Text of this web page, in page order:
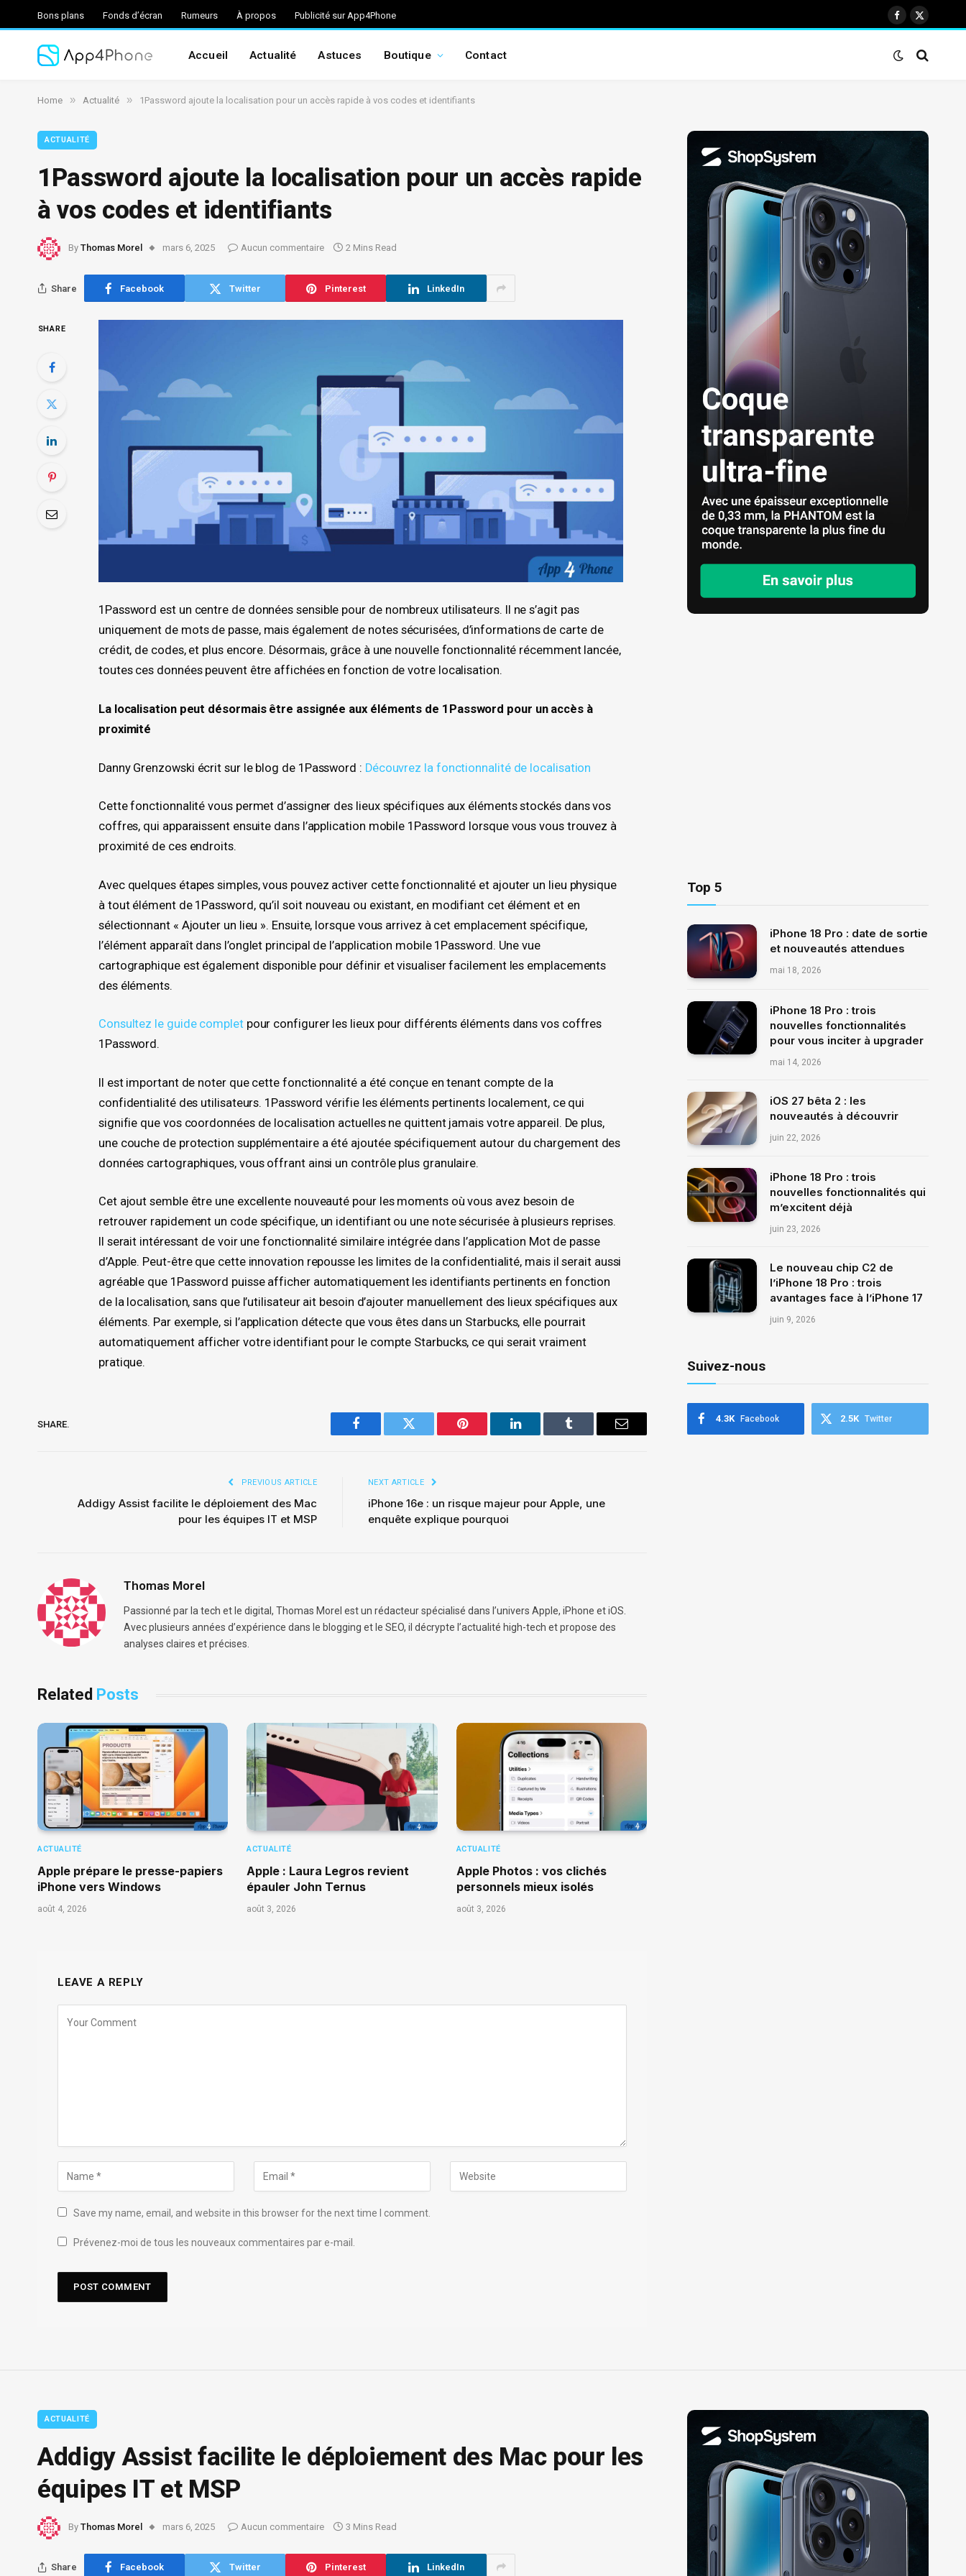
Bons plans Fonds d’écran Rumeurs À propos Publicité sur App4Phone
Facebook
X
Accueil Actualité Astuces Boutique Contact
Home » Actualité » 1Password ajoute la localisation pour un accès rapide à vos codes et identifiants
ACTUALITÉ
1Password ajoute la localisation pour un accès rapide
à vos codes et identifiants
By Thomas Morel mars 6, 2025 Aucun commentaire 2 Mins Read
Share Facebook Twitter Pinterest LinkedIn
SHARE
1Password est un centre de données sensible pour de nombreux utilisateurs. Il ne s’agit pas
uniquement de mots de passe, mais également de notes sécurisées, d’informations de carte de
crédit, de codes, et plus encore. Désormais, grâce à une nouvelle fonctionnalité récemment lancée,
toutes ces données peuvent être affichées en fonction de votre localisation.
La localisation peut désormais être assignée aux éléments de 1Password pour un accès à
proximité
Danny Grenzowski écrit sur le blog de 1Password : Découvrez la fonctionnalité de localisation
Cette fonctionnalité vous permet d’assigner des lieux spécifiques aux éléments stockés dans vos
coffres, qui apparaissent ensuite dans l’application mobile 1Password lorsque vous vous trouvez à
proximité de ces endroits.
Avec quelques étapes simples, vous pouvez activer cette fonctionnalité et ajouter un lieu physique
à tout élément de 1Password, qu’il soit nouveau ou existant, en modifiant cet élément et en
sélectionnant « Ajouter un lieu ». Ensuite, lorsque vous arrivez à cet emplacement spécifique,
l’élément apparaît dans l’onglet principal de l’application mobile 1Password. Une vue
cartographique est également disponible pour définir et visualiser facilement les emplacements
des éléments.
Consultez le guide completpour configurer les lieux pour différents éléments dans vos coffres
1Password.
Il est important de noter que cette fonctionnalité a été conçue en tenant compte de la
confidentialité des utilisateurs. 1Password vérifie les éléments pertinents localement, ce qui
signifie que vos coordonnées de localisation actuelles ne quittent jamais votre appareil. De plus,
une couche de protection supplémentaire a été ajoutée spécifiquement autour du chargement des
données cartographiques, vous offrant ainsi un contrôle plus granulaire.
Cet ajout semble être une excellente nouveauté pour les moments où vous avez besoin de
retrouver rapidement un code spécifique, un identifiant ou une note sécurisée à plusieurs reprises.
Il serait intéressant de voir une fonctionnalité similaire intégrée dans l’application Mot de passe
d’Apple. Peut-être que cette innovation repousse les limites de la confidentialité, mais il serait aussi
agréable que 1Password puisse afficher automatiquement les identifiants pertinents en fonction
de la localisation, sans que l’utilisateur ait besoin d’ajouter manuellement des lieux spécifiques aux
éléments. Par exemple, si l’application détecte que vous êtes dans un Starbucks, elle pourrait
automatiquement afficher votre identifiant pour le compte Starbucks, ce qui serait vraiment
pratique.
SHARE.
Facebook Twitter Pinterest LinkedIn Tumblr Email
PREVIOUS ARTICLE
Addigy Assist facilite le déploiement des Mac
pour les équipes IT et MSP
NEXT ARTICLE
iPhone 16e : un risque majeur pour Apple, une
enquête explique pourquoi
Thomas Morel
Passionné par la tech et le digital, Thomas Morel est un rédacteur spécialisé dans l’univers Apple, iPhone et iOS.
Avec plusieurs années d’expérience dans le blogging et le SEO, il décrypte l’actualité high-tech et propose des
analyses claires et précises.
Related Posts
ACTUALITÉ
Apple prépare le presse-papiers
iPhone vers Windows
août 4, 2026
ACTUALITÉ
Apple : Laura Legros revient
épauler John Ternus
août 3, 2026
ACTUALITÉ
Apple Photos : vos clichés
personnels mieux isolés
août 3, 2026
LEAVE A REPLY
Save my name, email, and website in this browser for the next time I comment.
Prévenez-moi de tous les nouveaux commentaires par e-mail.
Top 5
iPhone 18 Pro : date de sortie
et nouveautés attendues
mai 18, 2026
iPhone 18 Pro : trois
nouvelles fonctionnalités
pour vous inciter à upgrader
mai 14, 2026
iOS 27 bêta 2 : les
nouveautés à découvrir
juin 22, 2026
iPhone 18 Pro : trois
nouvelles fonctionnalités qui
m’excitent déjà
juin 23, 2026
Le nouveau chip C2 de
l’iPhone 18 Pro : trois
avantages face à l’iPhone 17
juin 9, 2026
Suivez-nous
Facebook
4.3K Twitter
2.5K
ACTUALITÉ
Addigy Assist facilite le déploiement des Mac pour les
équipes IT et MSP
By Thomas Morel mars 6, 2025 Aucun commentaire 3 Mins Read
Share Facebook Twitter Pinterest LinkedIn